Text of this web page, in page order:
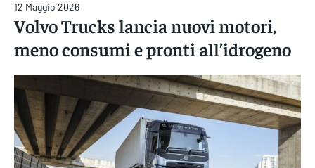
12 Maggio 2026
Volvo Trucks lancia nuovi motori,
meno consumi e pronti all’idrogeno